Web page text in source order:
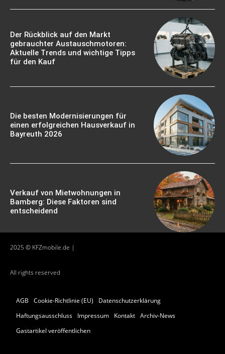
Der Rückblick auf den Markt
gebrauchter Austauschmotoren:
Aktuelle Trends und wichtige Tipps
für den Kauf
Die besten Modernisierungen für
einen erfolgreichen Hausverkauf in
Bayreuth 2026
Verkauf von Mietwohnungen in
Bamberg: Diese Faktoren sind
entscheidend
2025 © KFZmobile.de |
All rights reserved
AGB Cookie-Richtlinie (EU)
Datenschutzerklärung
Haftungsausschluss
Impressum Kontakt Archiv-News
Gastartikel veröffentlichen